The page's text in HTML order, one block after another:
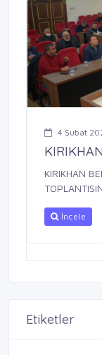
4 Şubat
KIRIKHAN
İncele
Etiketler